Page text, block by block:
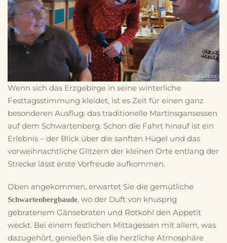
Wenn sich das Erzgebirge in seine winterliche
Festtagsstimmung kleidet, ist es Zeit für einen ganz
besonderen Ausflug: das traditionelle Martinsgansessen
auf dem Schwartenberg. Schon die Fahrt hinauf ist ein
Erlebnis – der Blick über die sanften Hügel und das
vorweihnachtliche Glitzern der kleinen Orte entlang der
Strecke lässt erste Vorfreude aufkommen.
Oben angekommen, erwartet Sie die gemütliche
Schwartenbergbaude, wo der Duft von knusprig
gebratenem Gänsebraten und Rotkohl den Appetit
weckt. Bei einem festlichen Mittagessen mit allem, was
dazugehört, genießen Sie die herzliche Atmosphäre